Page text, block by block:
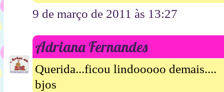
9 de março de 2011 às 13:27
Adriana Fernandes
Querida...ficou lindooooo demais....
bjos